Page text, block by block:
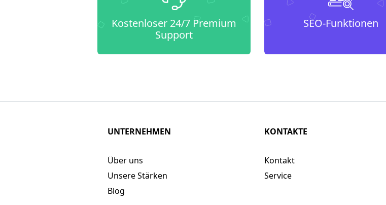
Kostenloser 24/7 Premium
Support
SEO-Funktionen
UNTERNEHMEN
Über uns
Unsere Stärken
Blog
KONTAKTE
Kontakt
Service